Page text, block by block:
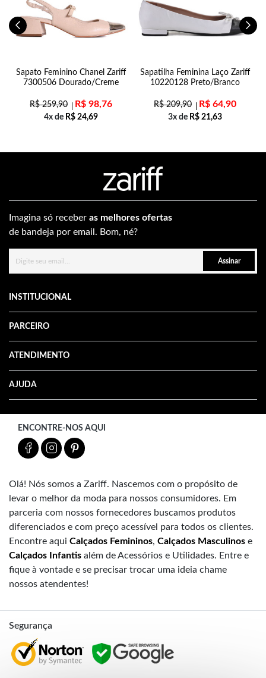
Sapato Feminino Chanel Zariff
7300506 Dourado/Creme
R$259,90 R$ 98,76
4x de R$ 24,69
Sapatilha Feminina Laço Zariff
10220128 Preto/Branco
R$209,90 R$ 64,90
3x de R$ 21,63
Imagina só receber as melhores ofertas
de bandeja por email. Bom, né?
Assinar
INSTITUCIONAL
PARCEIRO
ATENDIMENTO
AJUDA
ENCONTRE-NOS AQUI
Olá! Nós somos a Zariff. Nascemos com o propósito de
levar o melhor da moda para nossos consumidores. Em
parceria com nossos fornecedores buscamos produtos
diferenciados e com preço acessível para todos os clientes.
Encontre aqui Calçados Femininos, Calçados Masculinos e
Calçados Infantis além de Acessórios e Utilidades. Entre e
fique à vontade e se precisar trocar uma ideia chame
nossos atendentes!
Segurança